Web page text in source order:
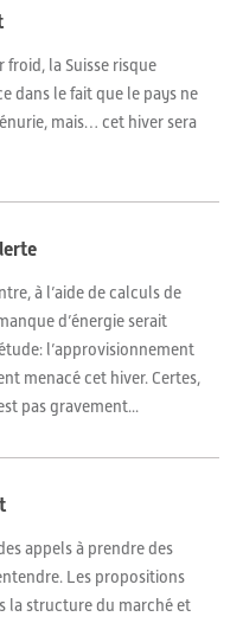
froid, la Suisse risque
dans le fait que le pays ne
mais… cet hiver sera
à l’aide de calculs de
d’énergie serait
l’approvisionnement
menacé cet hiver. Certes,
pas gravement...
appels à prendre des
Les propositions
la structure du marché et